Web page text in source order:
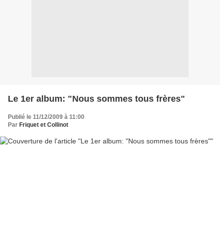
Le 1er album: "Nous sommes tous frères"
Publié le 11/12/2009 à 11:00
Par Friquet et Collinot